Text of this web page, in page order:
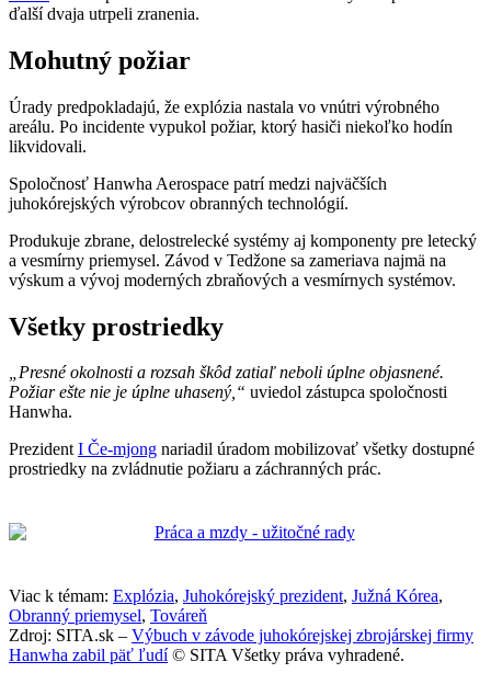
ďalší dvaja utrpeli zranenia.
Mohutný požiar
Úrady predpokladajú, že explózia nastala vo vnútri výrobného
areálu. Po incidente vypukol požiar, ktorý hasiči niekoľko hodín
likvidovali.
Spoločnosť Hanwha Aerospace patrí medzi najväčších
juhokórejských výrobcov obranných technológií.
Produkuje zbrane, delostrelecké systémy aj komponenty pre letecký
a vesmírny priemysel. Závod v Tedžone sa zameriava najmä na
výskum a vývoj moderných zbraňových a vesmírnych systémov.
Všetky prostriedky
„Presné okolnosti a rozsah škôd zatiaľ neboli úplne objasnené.
Požiar ešte nie je úplne uhasený,“ uviedol zástupca spoločnosti
Hanwha.
PrezidentI Če-mjong nariadil úradom mobilizovať všetky dostupné
prostriedky na zvládnutie požiaru a záchranných prác.
Viac k témam: Explózia, Juhokórejský prezident, Južná Kórea,
Obranný priemysel, Továreň
Zdroj: SITA.sk – Výbuch v závode juhokórejskej zbrojárskej firmy
Hanwha zabil päť ľudí© SITA Všetky práva vyhradené.